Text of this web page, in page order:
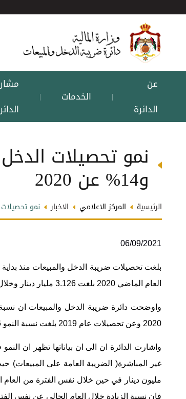
عن
الدائرة
| الخدمات |
و14% عن 2020
الرئيسية المركز الاعلامي الاخبار نمو تحصيلات
06/09/2021
العام الماضي 2020 بلغت 3.126 مليار دينار وخلال نفس الفترة من العام 2019 بلغت 2.833 مليار دينار.
2020 وعن تحصيلات عام 2019 بلغت نسبة النمو 26 %
واشارت الدائرة ان الى ان بياناتها تظهر ان
فان نسبة الزيادة خلال العام الحالي عن نفس الفترة من عام 2020 بلغت 8% وعن نفس الفترة من العام